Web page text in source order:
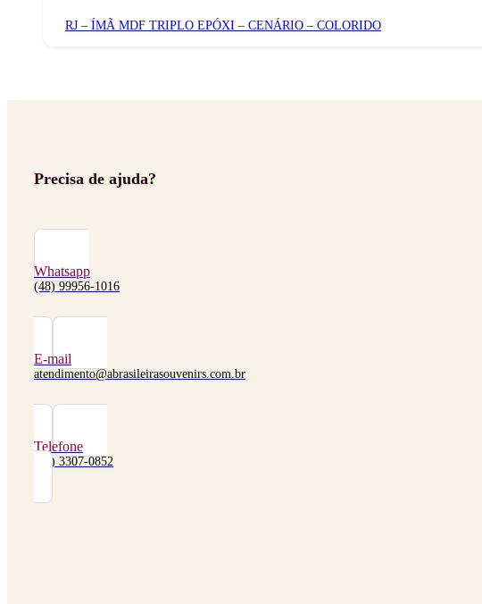
RJ – ÍMÃ MDF TRIPLO EPÓXI – CENÁRIO – COLORIDO
Precisa de ajuda?
Whatsapp
(48) 99956-1016
E-mail
atendimento@abrasileirasouvenirs.com.br
Telefone
(48) 3307-0852